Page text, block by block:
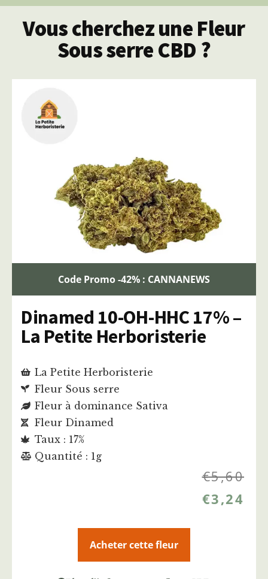
Vous cherchez une Fleur
Sous serre CBD ?
Code Promo -42% : CANNANEWS
Dinamed 10-OH-HHC 17% –
La Petite Herboristerie
La Petite Herboristerie
Fleur Sous serre
Fleur à dominance Sativa
Fleur Dinamed
Taux : 17%
Quantité : 1g
€5,60
€3,24
Acheter cette fleur